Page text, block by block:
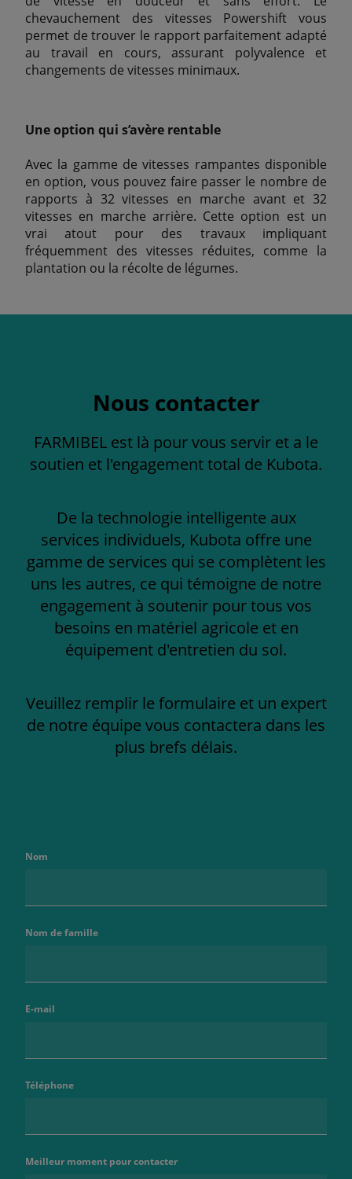
chevauchement des vitesses Powershift vous
permet de trouver le rapport parfaitement adapté
au travail en cours, assurant polyvalence et
changements de vitesses minimaux.
Une option qui s’avère rentable
Avec la gamme de vitesses rampantes disponible
en option, vous pouvez faire passer le nombre de
rapports à 32 vitesses en marche avant et 32
vitesses en marche arrière. Cette option est un
vrai atout pour des travaux impliquant
fréquemment des vitesses réduites, comme la
plantation ou la récolte de légumes.
Nous contacter
FARMIBEL est là pour vous servir et a le
soutien et l'engagement total de Kubota.
De la technologie intelligente aux
services individuels, Kubota offre une
gamme de services qui se complètent les
uns les autres, ce qui témoigne de notre
engagement à soutenir pour tous vos
besoins en matériel agricole et en
équipement d'entretien du sol.
Veuillez remplir le formulaire et un expert
de notre équipe vous contactera dans les
plus brefs délais.
Nom
Nom de famille
E-mail
Téléphone
Meilleur moment pour contacter